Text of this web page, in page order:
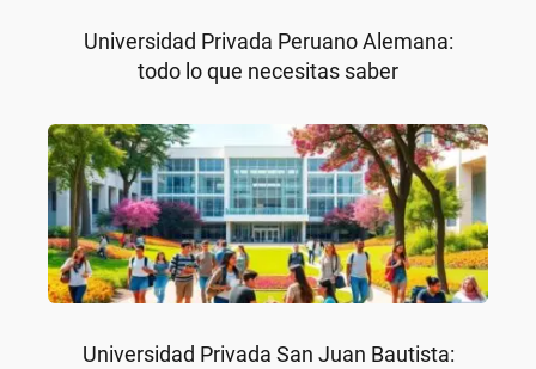
Universidad Privada Peruano Alemana:
todo lo que necesitas saber
Universidad Privada San Juan Bautista: